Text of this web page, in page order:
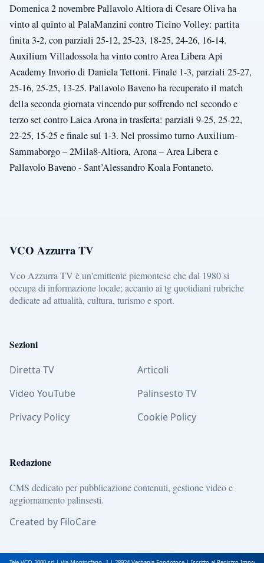
Domenica 2 novembre Pallavolo Altiora di Cesare Oliva ha
vinto al quinto al PalaManzini contro Ticino Volley: partita
finita 3-2, con parziali 25-12, 25-23, 18-25, 24-26, 16-14.
Auxilium Villadossola ha vinto contro Area Libera Api
Academy Invorio di Daniela Tettoni. Finale 1-3, parziali 25-27,
25-16, 25-25, 13-25. Pallavolo Baveno ha recuperato il match
della seconda giornata vincendo pur soffrendo nel secondo e
terzo set contro Laica Arona in trasferta: parziali 9-25, 25-22,
22-25, 15-25 e finale sul 1-3. Nel prossimo turno Auxilium-
Sammaborgo – 2Mila8-Altiora, Arona – Area Libera e
Pallavolo Baveno - Sant’Alessandro Koala Fontaneto.
VCO Azzurra TV
Vco Azzurra TV è un'emittente piemontese che dal 1980 si
occupa di informazione locale; accanto ai tg quotidiani rubriche
dedicate ad attualità, cultura, turismo e sport.
Sezioni
Diretta TV
Articoli
Video YouTube
Palinsesto TV
Privacy Policy
Cookie Policy
Redazione
CMS dedicato per pubblicazione contenuti, gestione video e
aggiornamento palinsesti.
Created by FiloCare